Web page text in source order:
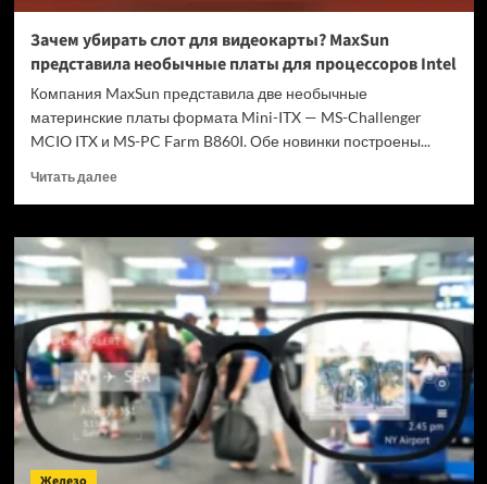
желанные
устройства
Зачем убирать слот для видеокарты? MaxSun
представила необычные платы для процессоров Intel
Компания MaxSun представила две необычные
материнские платы формата Mini-ITX — MS-Challenger
MCIO ITX и MS-PC Farm B860I. Обе новинки построены...
Читать далееПрочитать
Зачем
убирать
слот
для
видеокарты?
MaxSun
представила
необычные
платы
для
процессоров
Intel